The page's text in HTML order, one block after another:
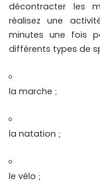
décontracter les
réalisez une
minutes une fois
différents types de
la marche ;
la natation ;
le vélo ;